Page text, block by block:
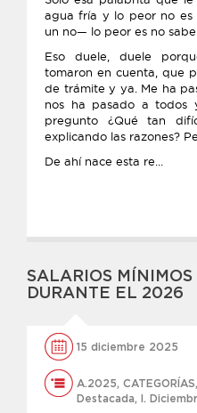
agua fría y lo peor no
un no— lo peor es no
Eso duele, duele
tomaron en cuenta, que
de trámite y ya. Me ha
nos ha pasado a todos
pregunto ¿Qué tan
explicando las razones?
De ahí nace esta re...
SALARIOS MÍNIMOS
DURANTE EL 2026
15 diciembre 2025
A.2025, CATEGORÍAS,
Destacada, l.